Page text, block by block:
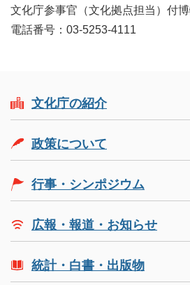
文化庁参事官（文化拠点担当）付
電話番号：03-5253-4111
文化庁の紹介
政策について
行事・シンポジウム
広報・報道・お知らせ
統計・白書・出版物